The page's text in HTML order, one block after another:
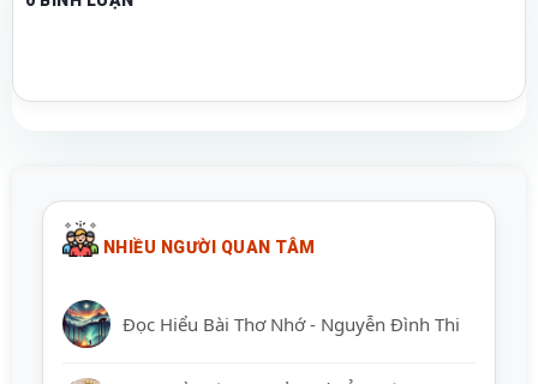
NHIỀU NGƯỜI QUAN TÂM
Đọc Hiểu Bài Thơ Nhớ - Nguyễn Đình Thi